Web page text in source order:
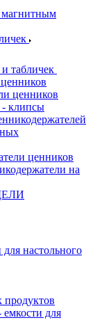
магнитным
табличек
ценников
- клипсы
ценников
на
настольного
продуктов
для